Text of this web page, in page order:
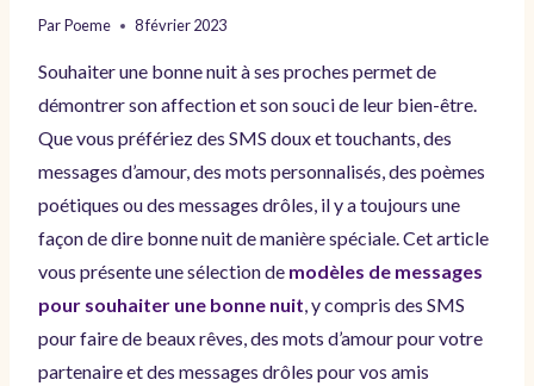
ParPoeme 8 février 2023
Souhaiter une bonne nuit à ses proches permet de
démontrer son affection et son souci de leur bien-être.
Que vous préfériez des SMS doux et touchants, des
messages d’amour, des mots personnalisés, des poèmes
poétiques ou des messages drôles, il y a toujours une
façon de dire bonne nuit de manière spéciale. Cet article
vous présente une sélection de modèles de messages
pour souhaiter une bonne nuit, y compris des SMS
pour faire de beaux rêves, des mots d’amour pour votre
partenaire et des messages drôles pour vos amis